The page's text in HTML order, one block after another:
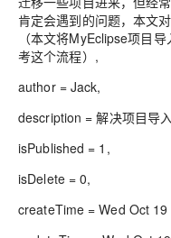
肯定会遇到的问题，本文
（本文将MyEclipse项目
考这个流程）,
author = Jack,
description = 解决项目导
isPublished = 1,
isDelete = 0,
createTime = Wed Oct